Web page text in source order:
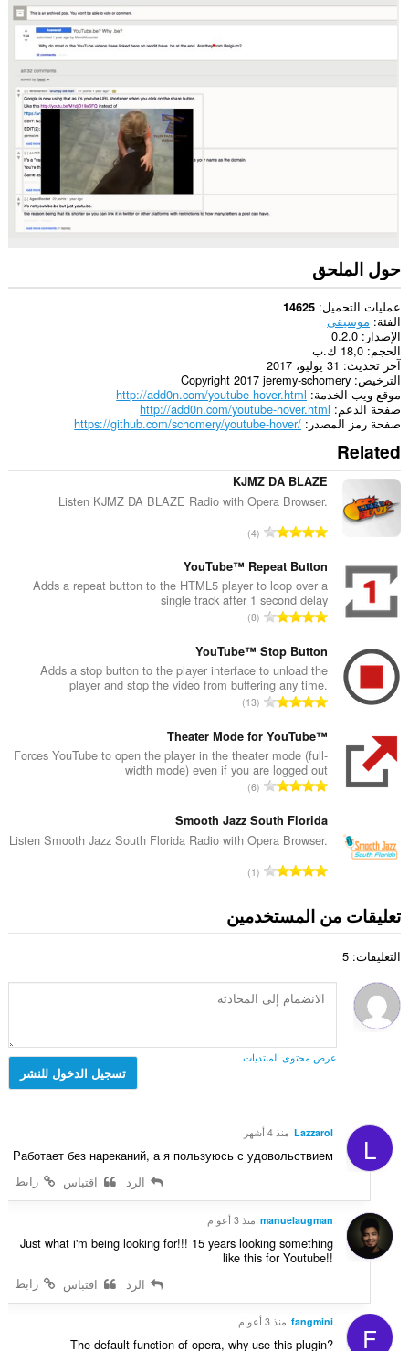
إلى
بياناتك
الملحق
الوصول
إلى
علامات
تبويبك
ونشاط
تصفحك.
حول الملحق
عمليات التحميل 14625
الفئة موسيقى
الإصدار
0.2.0
الحجم 18,0 ك.ب
آخر تحديث 31 يوليو، 2017
الترخيص Copyright 2017 jeremy-schomery
موقع ويب الخدمة http://add0n.com/youtube-hover.html
صفحة الدعم http://add0n.com/youtube-hover.html
صفحة رمز المصدر
https://github.com/schomery/youtube-hover/
Related
KJMZ DA BLAZE
Listen KJMZ DA BLAZE Radio with Opera Browser.
ا
ع
د
د
ا
إ
ج
م
ل
ي
ل
ل
ق
ي
م
ت
:
4
YouTube™ Repeat Button
Adds a repeat button to the HTML5 player to loop over a
single track after 1 second delay
ا
ع
د
د
ا
إ
ج
م
ل
ي
ل
ي
ا
ت
8
YouTube™ Stop Button
Adds a stop button to the player interface to unload the
player and stop the video from buffering any time.
ا
ع
د
د
ا
إ
ج
م
ي
ل
ي
م
ا
13
Theater Mode for YouTube™
Forces YouTube to open the player in the theater mode (full-
width mode) even if you are logged out
ا
ع
د
ا
إ
ج
ل
ي
ت
م
ا
ت
6
Smooth Jazz South Florida
Listen Smooth Jazz South Florida Radio with Opera Browser.
ا
د
ل
إ
ا
ل
ق
ي
م
ا
ت
1
تعليقات من المستخدمين
التعليقات: 5
عرض محتوى المنتديات
تسجيل الدخول للنشر
L
Lazzarol منذ 4 أشهر
Работает без нареканий, а я пользуюсь с удовольствием
رابط
الرد اقتباس
manuelaugman منذ 3 أعوام
Just what i'm being looking for!!! 15 years looking something
like this for Youtube!!
رابط
الرد اقتباس
F
fangmini منذ 3 أعوام
The default function of opera, why use this plugin?